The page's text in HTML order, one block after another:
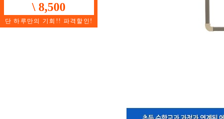
\ 8,500
단 하루만의 기회!! 파격할인!